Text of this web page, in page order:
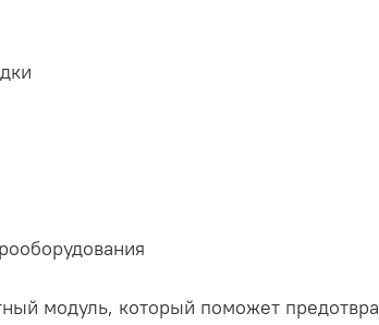
модуль, который поможет